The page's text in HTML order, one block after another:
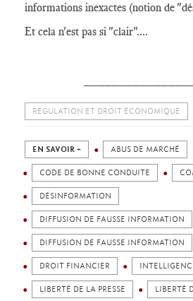
informations inexactes (notion de
Et cela n'est pas si "clair"....
RÉGULATION ET DROIT ÉCONOMIQUE
EN SAVOIR + ABUS DE MARCHÉ
CODE DE BONNE CONDUITE
DÉSINFORMATION
DIFFUSION DE FAUSSE INFORMATION
DIFFUSION DE FAUSSE INFORMATION
DROIT FINANCIER
LIBERTÉ DE LA PRESSE LIBERTÉ